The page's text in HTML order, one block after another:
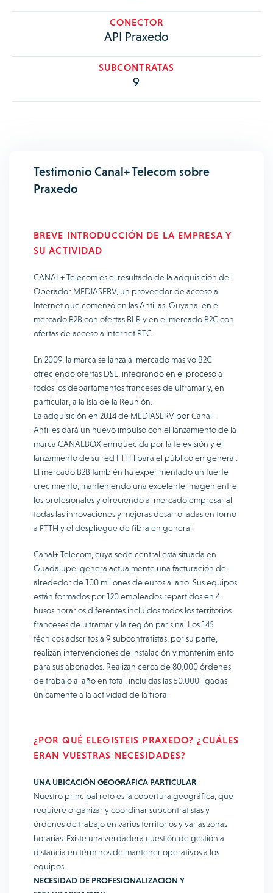
CONECTOR
API Praxedo
SUBCONTRATAS
9
Testimonio Canal+ Telecom sobre
Praxedo
BREVE INTRODUCCIÓN DE LA EMPRESA Y
SU ACTIVIDAD
CANAL+ Telecom es el resultado de la adquisición del
Operador MEDIASERV, un proveedor de acceso a
Internet que comenzó en las Antillas, Guyana, en el
mercado B2B con ofertas BLR y en el mercado B2C con
ofertas de acceso a Internet RTC.
En 2009, la marca se lanza al mercado masivo B2C
ofreciendo ofertas DSL, integrando en el proceso a
todos los departamentos franceses de ultramar y, en
particular, a la Isla de la Reunión.
La adquisición en 2014 de MEDIASERV por Canal+
Antilles dará un nuevo impulso con el lanzamiento de la
marca CANALBOX enriquecida por la televisión y el
lanzamiento de su red FTTH para el público en general.
El mercado B2B también ha experimentado un fuerte
crecimiento, manteniendo una excelente imagen entre
los profesionales y ofreciendo al mercado empresarial
todas las innovaciones y mejoras desarrolladas en torno
a FTTH y el despliegue de fibra en general.
Canal+ Telecom, cuya sede central está situada en
Guadalupe, genera actualmente una facturación de
alrededor de 100 millones de euros al año. Sus equipos
están formados por 120 empleados repartidos en 4
husos horarios diferentes incluidos todos los territorios
franceses de ultramar y la región parisina. Los 145
técnicos adscritos a 9 subcontratistas, por su parte,
realizan intervenciones de instalación y mantenimiento
para sus abonados. Realizan cerca de 80.000 órdenes
de trabajo al año en total, incluidas las 50.000 ligadas
únicamente a la actividad de la fibra.
¿POR QUÉ ELEGISTEIS PRAXEDO? ¿CUÁLES
ERAN VUESTRAS NECESIDADES?
UNA UBICACIÓN GEOGRÁFICA PARTICULAR
Nuestro principal reto es la cobertura geográfica, que
requiere organizar y coordinar subcontratistas y
órdenes de trabajo en varios territorios y varias zonas
horarias. Existe una verdadera cuestión de gestión a
distancia en términos de mantener operativos a los
equipos.
NECESIDAD DE PROFESIONALIZACIÓN Y